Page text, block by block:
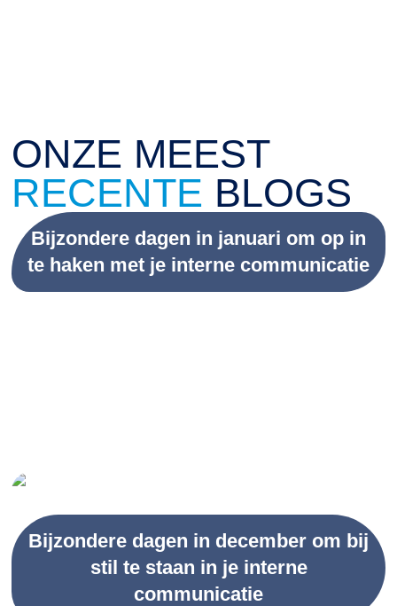
ONZE MEEST
RECENTE BLOGS
Bijzondere dagen in januari om op in
te haken met je interne communicatie
Bijzondere dagen in december om bij
stil te staan in je interne
communicatie